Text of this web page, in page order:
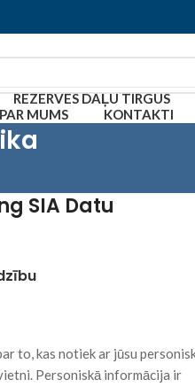
REZERVES DAĻU TIRGUS
PAR MUMS KONTAKTI
SIA Datu
to, kas notiek ar jūsu
Personiskā informācija ir